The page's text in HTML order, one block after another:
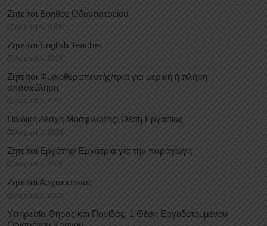
Ζητείται Βοηθός Οδοντιατρείου
August 4, 2026
Ζητείται English Teacher
August 4, 2026
Ζητείται Φυσιοθεραπευτής/τρια για μερική ή πλήρη
απασχόληση
August 3, 2026
Παιδική Λέσχη Μοσφιλωτής: Θέση Εργασίας
August 3, 2026
Ζητείται Εργάτης/ Εργάτρια για την παραγωγή
August 3, 2026
Ζητείται Αρχιτέκτονας
August 3, 2026
Υπηρεσία Θήρας και Πανίδας: 1 Θέση Eργοδοτουμένου